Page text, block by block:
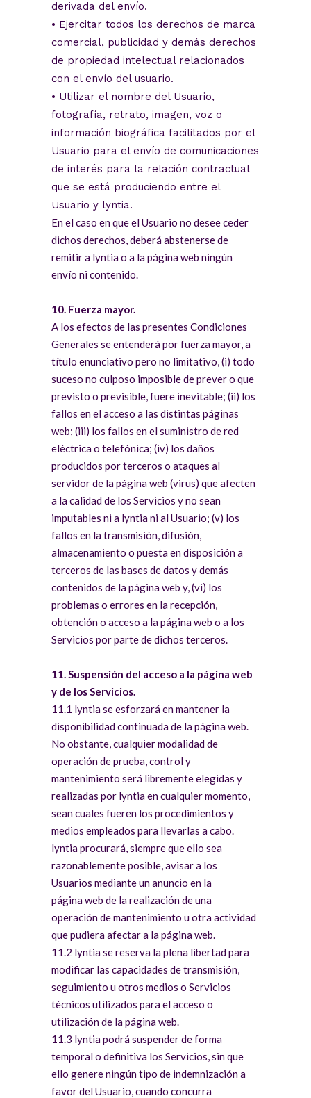
derivada del envío.
• Ejercitar todos los derechos de marca
comercial, publicidad y demás derechos
de propiedad intelectual relacionados
con el envío del usuario.
• Utilizar el nombre del Usuario,
fotografía, retrato, imagen, voz o
información biográfica facilitados por el
Usuario para el envío de comunicaciones
de interés para la relación contractual
que se está produciendo entre el
Usuario y lyntia.
En el caso en que el Usuario no desee ceder
dichos derechos, deberá abstenerse de
remitir a lyntia o a la página web ningún
envío ni contenido.
10. Fuerza mayor.
A los efectos de las presentes Condiciones
Generales se entenderá por fuerza mayor, a
título enunciativo pero no limitativo, (i) todo
suceso no culposo imposible de prever o que
previsto o previsible, fuere inevitable; (ii) los
fallos en el acceso a las distintas páginas
web; (iii) los fallos en el suministro de red
eléctrica o telefónica; (iv) los daños
producidos por terceros o ataques al
servidor de la página web (virus) que afecten
a la calidad de los Servicios y no sean
imputables ni a lyntia ni al Usuario; (v) los
fallos en la transmisión, difusión,
almacenamiento o puesta en disposición a
terceros de las bases de datos y demás
contenidos de la página web y, (vi) los
problemas o errores en la recepción,
obtención o acceso a la página web o a los
Servicios por parte de dichos terceros.
11. Suspensión del acceso a la página web
y de los Servicios.
11.1 lyntia se esforzará en mantener la
disponibilidad continuada de la página web.
No obstante, cualquier modalidad de
operación de prueba, control y
mantenimiento será libremente elegidas y
realizadas por lyntia en cualquier momento,
sean cuales fueren los procedimientos y
medios empleados para llevarlas a cabo.
lyntia procurará, siempre que ello sea
razonablemente posible, avisar a los
Usuarios mediante un anuncio en la
página web de la realización de una
operación de mantenimiento u otra actividad
que pudiera afectar a la página web.
11.2 lyntia se reserva la plena libertad para
modificar las capacidades de transmisión,
seguimiento u otros medios o Servicios
técnicos utilizados para el acceso o
utilización de la página web.
11.3 lyntia podrá suspender de forma
temporal o definitiva los Servicios, sin que
ello genere ningún tipo de indemnización a
favor del Usuario, cuando concurra